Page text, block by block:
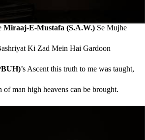
Miraaj-E-Mustafa (S.A.W.) Se Mujhe
Ki Zad Mein Hai Gardoon
’s Ascent this truth to me was taught,
of man high heavens can be brought.